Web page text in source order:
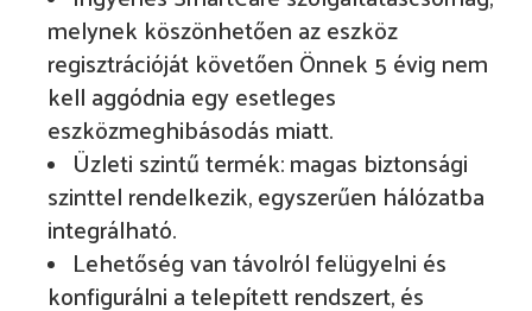
melynek köszönhetően az eszköz
regisztrációját követően Önnek 5 évig nem
kell aggódnia egy esetleges
eszközmeghibásodás miatt.
Üzleti szintű termék: magas biztonsági
szinttel rendelkezik, egyszerűen hálózatba
integrálható.
Lehetőség van távolról felügyelni és
konfigurálni a telepített rendszert, és